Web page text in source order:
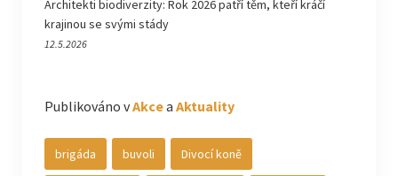
Architekti biodiverzity: Rok 2026 patří těm, kteří kráčí
krajinou se svými stády
12.5.2026
Publikováno vAkcea Aktuality
brigáda buvoli Divocí koně